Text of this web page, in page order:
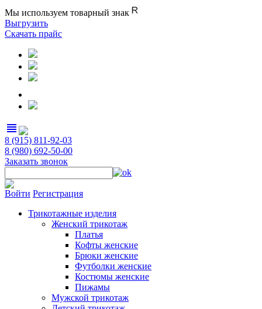
Мы используем товарный знак
Выгрузить
Скачать прайс
view_headline
8 (915) 811-92-03
8 (980) 692-50-00
Заказать звонок
Войти Регистрация
Трикотажные изделия
Женский трикотаж
Платья
Кофты женские
Брюки женские
Футболки женские
Костюмы женские
Пижамы
Мужской трикотаж